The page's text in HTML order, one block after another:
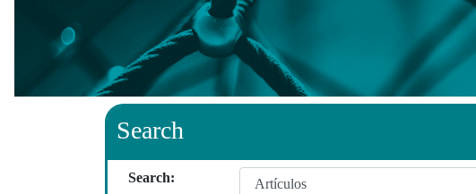
Search
Search: